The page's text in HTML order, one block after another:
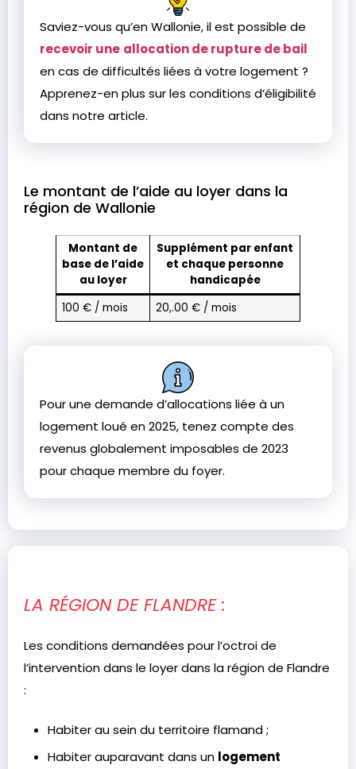
Saviez-vous qu’en Wallonie, il est possible de
recevoir une allocation de rupture de bail
en cas de difficultés liées à votre logement ?
Apprenez-en plus sur les conditions d’éligibilité
dans notre article.
Le montant de l’aide au loyer dans la
région de Wallonie
Montant de
base de l’aide
au loyer
Supplément par enfant
et chaque personne
handicapée
100 € / mois
20,.00 € / mois
Pour une demande d’allocations liée à un
logement loué en 2025, tenez compte des
revenus globalement imposables de 2023
pour chaque membre du foyer.
LA RÉGION DE FLANDRE :
Les conditions demandées pour l’octroi de
l’intervention dans le loyer dans la région de Flandre
:
Habiter au sein du territoire flamand ;
Habiter auparavant dans un logement